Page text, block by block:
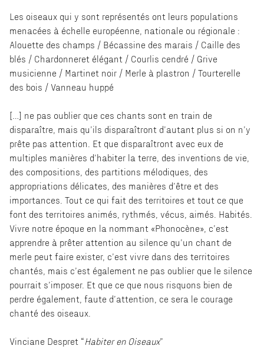
Les oiseaux qui y sont représentés ont leurs populations
menacées à échelle européenne, nationale ou régionale :
Alouette des champs / Bécassine des marais / Caille des
blés / Chardonneret élégant / Courlis cendré / Grive
musicienne / Martinet noir / Merle à plastron / Tourterelle
des bois / Vanneau huppé
[…] ne pas oublier que ces chants sont en train de
disparaître, mais qu’ils disparaîtront d’autant plus si on n’y
prête pas attention. Et que disparaîtront avec eux de
multiples manières d’habiter la terre, des inventions de vie,
des compositions, des partitions mélodiques, des
appropriations délicates, des manières d’être et des
importances. Tout ce qui fait des territoires et tout ce que
font des territoires animés, rythmés, vécus, aimés. Habités.
Vivre notre époque en la nommant «Phonocène», c’est
apprendre à prêter attention au silence qu’un chant de
merle peut faire exister, c’est vivre dans des territoires
chantés, mais c’est également ne pas oublier que le silence
pourrait s’imposer. Et que ce que nous risquons bien de
perdre également, faute d’attention, ce sera le courage
chanté des oiseaux.
Vinciane Despret “Habiter en Oiseaux”